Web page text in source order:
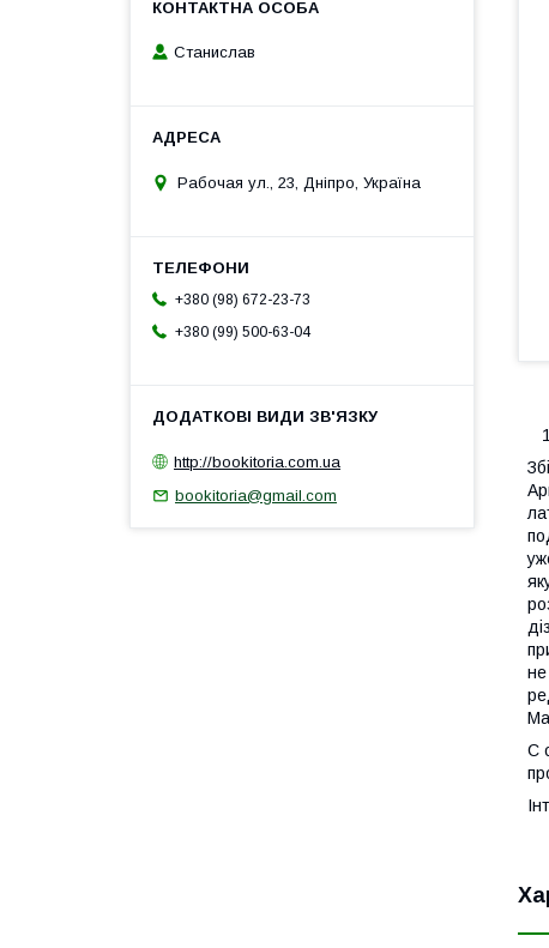
С
Станислав
Рабочая ул., 23, Дніпро, Україна
+380 (98) 672-23-73
+380 (99) 500-63-04
http://bookitoria.com.ua
bookitoria@gmail.com